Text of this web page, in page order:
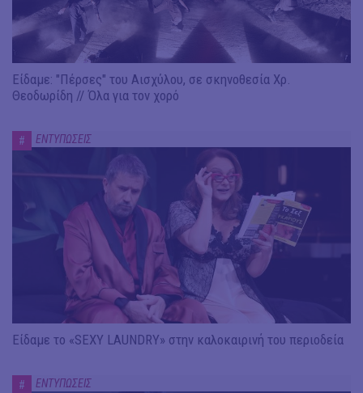
Είδαμε: "Πέρσες" του Αισχύλου, σε σκηνοθεσία Χρ.
Θεοδωρίδη // Όλα για τον χορό
# ΕΝΤΥΠΩΣΕΙΣ
Είδαμε το «SEXY LAUNDRY» στην καλοκαιρινή του περιοδεία
# ΕΝΤΥΠΩΣΕΙΣ